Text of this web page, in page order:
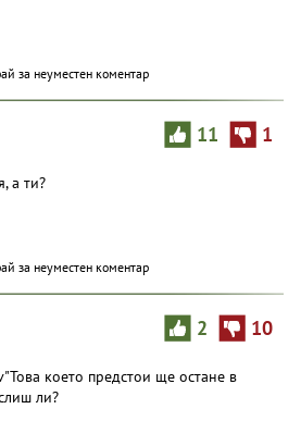
за неуместен коментар
11 1
а ти?
за неуместен коментар
2 10
което предстои ще остане в
ли?